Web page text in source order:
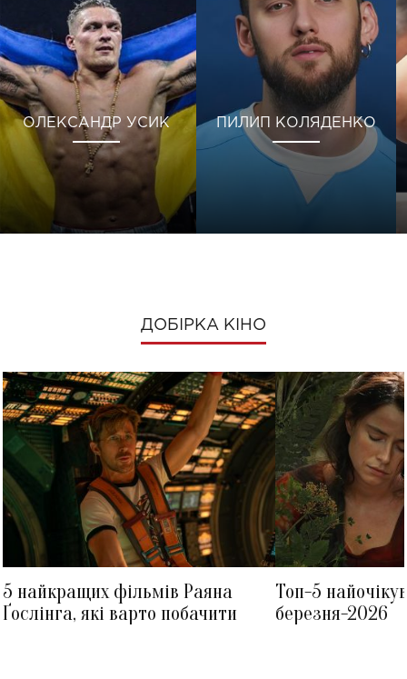
ОЛЕКСАНДР УСИК ПИЛИП КОЛЯДЕНКО
ДОБІРКА КІНО
5 найкращих фільмів Раяна
Ґослінга, які варто побачити
Топ-5
березня-2026